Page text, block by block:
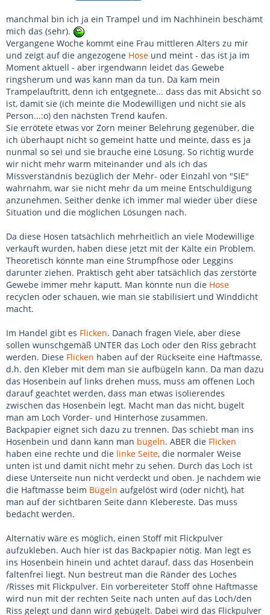
manchmal bin ich ja ein Trampel und im Nachhinein beschämt
mich das (sehr).
Vergangene Woche kommt eine Frau mittleren Alters zu mir
und zeigt auf die angezogene Hose und meint - das ist ja im
Moment aktuell - aber irgendwann leidet das Gewebe
ringsherum und was kann man da tun. Da kam mein
Trampelauftritt, denn ich entgegnete... dass das mit Absicht so
ist, damit sie (ich meinte die Modewilligen und nicht sie als
Person...:o) den nächsten Trend kaufen.
Sie errötete etwas vor Zorn meiner Belehrung gegenüber, die
ich überhaupt nicht so gemeint hatte und meinte, dass es ja
nunmal so sei und sie brauche eine Lösung. So richtig wurde
wir nicht mehr warm miteinander und als ich das
Missverständnis bezüglich der Mehr- oder Einzahl von "SIE"
wahrnahm, war sie nicht mehr da um meine Entschuldigung
anzunehmen. Seither denke ich immer mal wieder über diese
Situation und die möglichen Lösungen nach.
Da diese Hosen tatsächlich mehrheitlich an viele Modewillige
verkauft wurden, haben diese jetzt mit der Kälte ein Problem.
Theoretisch könnte man eine Strumpfhose oder Leggins
darunter ziehen. Praktisch geht aber tatsächlich das zerstörte
Gewebe immer mehr kaputt. Man könnte nun die Hose
recyclen oder schauen, wie man sie stabilisiert und Winddicht
macht.
Im Handel gibt es Flicken. Danach fragen Viele, aber diese
sollen wunschgemäß UNTER das Loch oder den Riss gebracht
werden. Diese Flicken haben auf der Rückseite eine Haftmasse,
d.h. den Kleber mit dem man sie aufbügeln kann. Da man dazu
das Hosenbein auf links drehen muss, muss am offenen Loch
darauf geachtet werden, dass man etwas isolierendes
zwischen das Hosenbein legt. Macht man das nicht, bügelt
man am Loch Vorder- und Hinterhose zusammen.
Backpapier eignet sich dazu zu trennen. Das schiebt man ins
Hosenbein und dann kann man bügeln. ABER die Flicken
haben eine rechte und die linke Seite, die normaler Weise
unten ist und damit nicht mehr zu sehen. Durch das Loch ist
diese Unterseite nun nicht verdeckt und oben. Je nachdem wie
die Haftmasse beim Bügeln aufgelöst wird (oder nicht), hat
man auf der sichtbaren Seite dann Klebereste. Das muss
bedacht werden.
Alternativ wäre es möglich, einen Stoff mit Flickpulver
aufzukleben. Auch hier ist das Backpapier nötig. Man legt es
ins Hosenbein hinein und achtet darauf, dass das Hosenbein
faltenfrei liegt. Nun bestreut man die Ränder des Loches
/Risses mit Flickpulver. Ein vorbereiteter Stoff ohne Haftmasse
wird nun mit der rechten Seite nach unten auf das Loch/den
Riss gelegt und dann wird gebügelt. Dabei wird das Flickpulver